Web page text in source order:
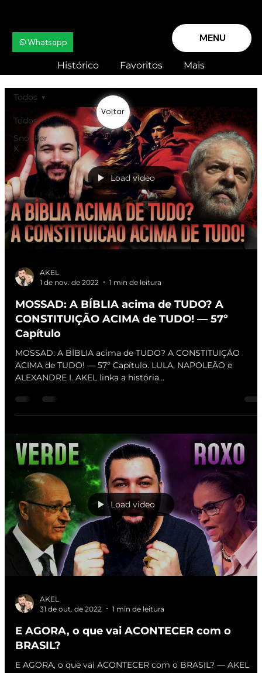
MENU
Whatsapp
Histórico Favoritos Mais
Todos
Snooker
X
Todos
Load video
AKEL
1 de nov. de 2022
1 min de leitura
MOSSAD: A BÍBLIA acima de TUDO? A
CONSTITUIÇÃO ACIMA de TUDO! — 57º
Capítulo
MOSSAD: A BÍBLIA acima de TUDO? A CONSTITUIÇÃO
ACIMA de TUDO! — 57º Capítulo. LULA, NAPOLEÃO e
ALEXANDRE I. AKEL linka a história...
Load video
AKEL
31 de out. de 2022
1 min de leitura
E AGORA, o que vai ACONTECER com o
BRASIL?
E AGORA, o que vai ACONTECER com o BRASIL? — AKEL
Voltar